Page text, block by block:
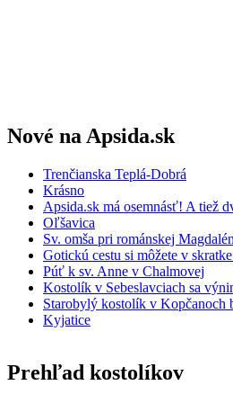
Nové na Apsida.sk
Trenčianska Teplá-Dobrá
Krásno
Apsida.sk má osemnásť! A tiež
Oľšavica
Sv. omša pri románskej
Gotickú cestu si môžete v
Púť k sv. Anne v Chalmovej
Kostolík v Sebeslavciach sa
Starobylý kostolík v Kopčanoch
Kyjatice
Prehľad kostolíkov